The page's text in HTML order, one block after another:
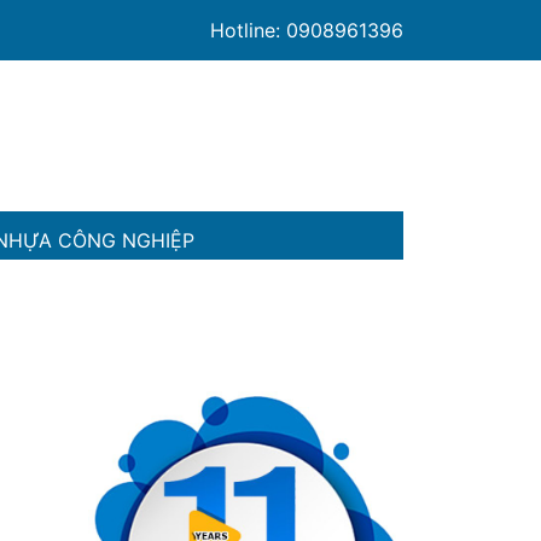
Hotline: 0908961396
CÔNG NGHIỆP